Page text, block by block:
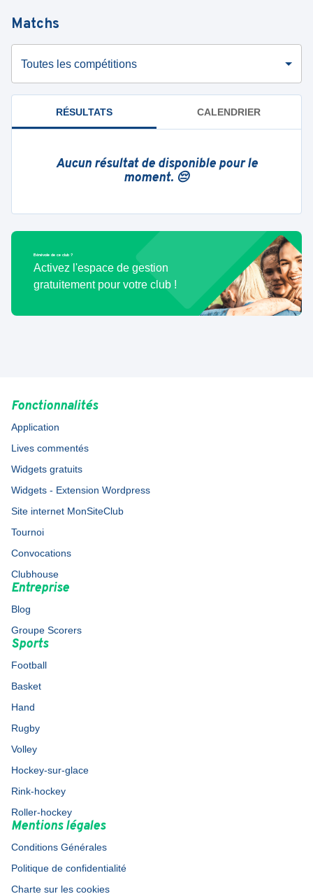
Matchs
Toutes les compétitions
RÉSULTATS CALENDRIER
Aucun résultat de disponible pour le
moment. 😔
Bénévole de ce club ?
Activez l'espace de gestion
gratuitement pour votre club !
Fonctionnalités
Application
Lives commentés
Widgets gratuits
Widgets - Extension Wordpress
Site internet MonSiteClub
Tournoi
Convocations
Clubhouse
Entreprise
Blog
Groupe Scorers
Sports
Football
Basket
Hand
Rugby
Volley
Hockey-sur-glace
Rink-hockey
Roller-hockey
Mentions légales
Conditions Générales
Politique de confidentialité
Charte sur les cookies